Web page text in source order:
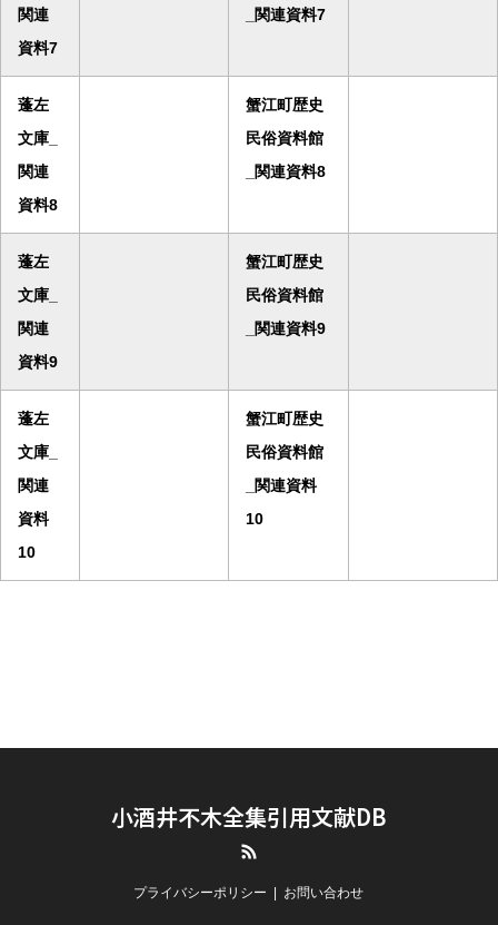
関連
資料7
_関連資料7
蓬左
文庫_
関連
資料8
蟹江町歴史
民俗資料館
_関連資料8
蓬左
文庫_
関連
資料9
蟹江町歴史
民俗資料館
_関連資料9
蓬左
文庫_
関連
資料
10
蟹江町歴史
民俗資料館
_関連資料
10
小酒井不木全集引用文献DB
プライバシーポリシー お問い合わせ